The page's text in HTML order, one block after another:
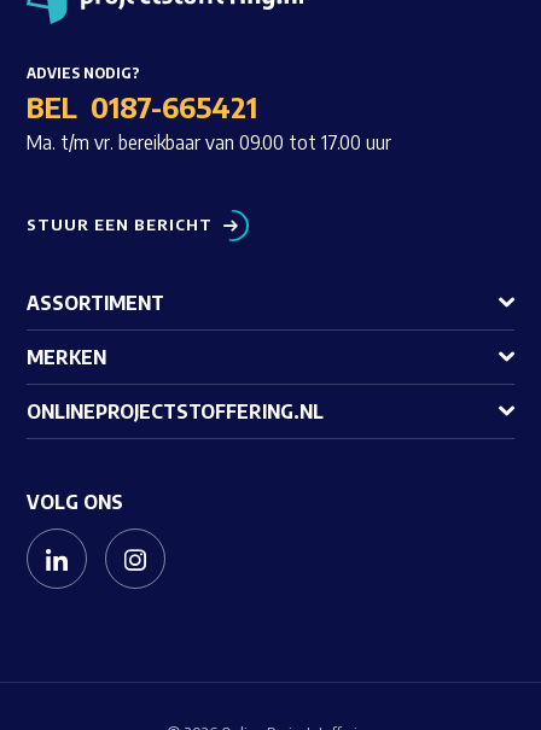
ADVIES NODIG?
BEL 0187-665421
Ma. t/m vr. bereikbaar van 09.00 tot 17.00 uur
STUUR EEN BERICHT
ASSORTIMENT
MERKEN
ONLINEPROJECTSTOFFERING.NL
VOLG ONS